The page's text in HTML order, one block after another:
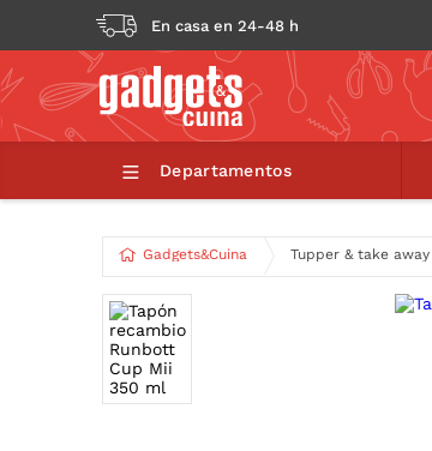
En casa en 24-48 h
Departamentos
Gadgets&Cuina Tupper & take away